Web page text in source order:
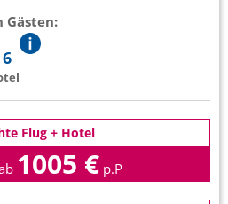
Gästen:
Flug + Hotel
1005 € p.P